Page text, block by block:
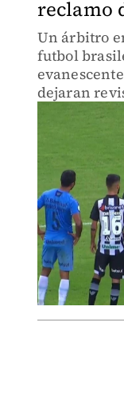
reclamo
Un árbitro
futbol
dejaran